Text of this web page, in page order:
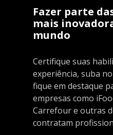
Fazer parte
mais
mundo
Certifique suas
experiência, suba
fique em destaque
empresas como
Carrefour e outras
contratam